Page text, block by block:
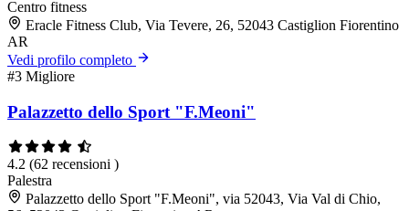
Centro fitness
Eracle Fitness Club, Via Tevere, 26, 52043 Castiglion Fiorentino
AR
Vedi profilo completo
#3 Migliore
Palazzetto dello Sport "F.Meoni"
4.2 (62 recensioni )
Palestra
Palazzetto dello Sport "F.Meoni", via 52043, Via Val di Chio,